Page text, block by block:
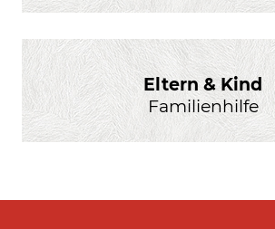
Eltern & Kind
Familienhilfe